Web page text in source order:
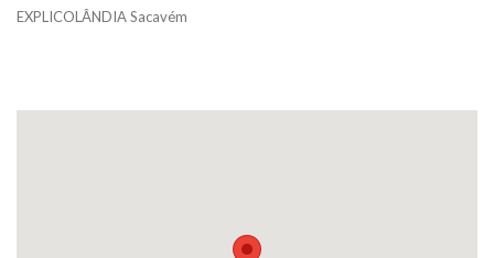
EXPLICOLÂNDIA Sacavém